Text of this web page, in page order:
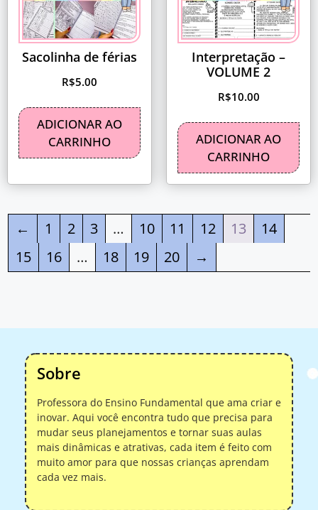
Sacolinha de férias
R$5.00
ADICIONAR AO
CARRINHO
Interpretação –
VOLUME 2
R$10.00
ADICIONAR AO
CARRINHO
← 1 2 3 … 10 11 12 13
14
15
16 … 18 19 20 →
Sobre
Professora do Ensino Fundamental que ama criar e
inovar. Aqui você encontra tudo que precisa para
mudar seus planejamentos e tornar suas aulas
mais dinâmicas e atrativas, cada item é feito com
muito amor para que nossas crianças aprendam
cada vez mais.